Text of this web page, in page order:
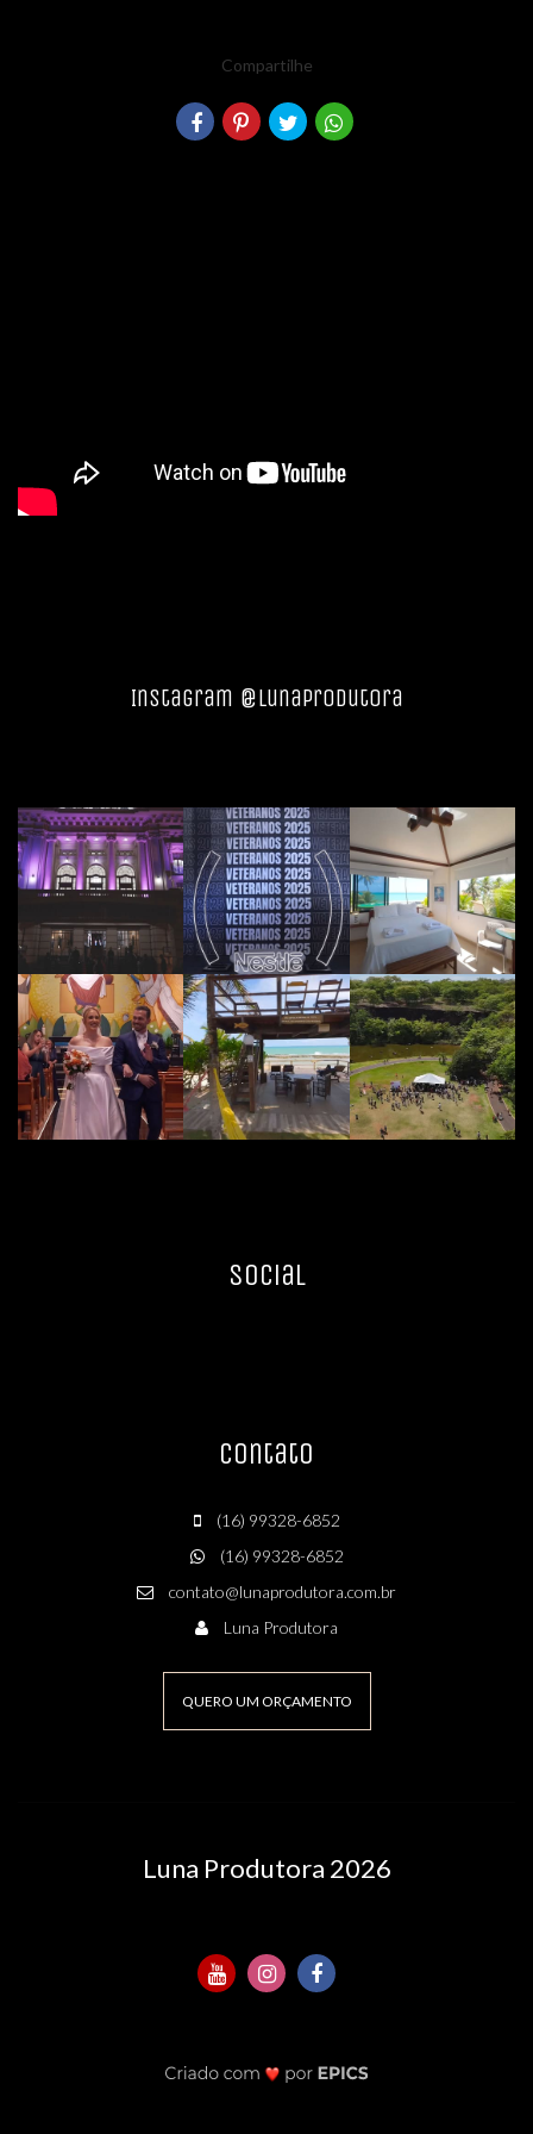
Compartilhe
Instagram @lunaprodutora
Social
Contato
(16) 99328-6852
(16) 99328-6852
contato@lunaprodutora.com.br
Luna Produtora
QUERO UM ORÇAMENTO
Luna Produtora 2026